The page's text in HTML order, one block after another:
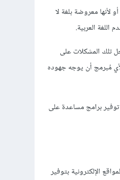
لأنها معروضة بلغة لا
العربية.
تلك المشكلات على
مُبرمج أن يوجه جهوده
برامج مساعدة على
الإلكترونية بتوفير